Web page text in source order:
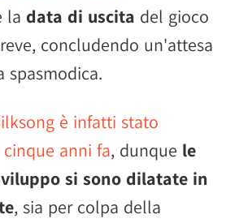
la data di uscita del gioco
concludendo un'attesa
spasmodica.
è infatti stato
anni fa, dunque le
si sono dilatate in
, sia per colpa della